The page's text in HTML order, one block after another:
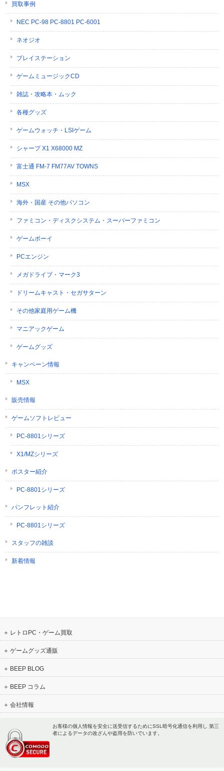
買取事例
NEC PC-98 PC-8801 PC-6001
ネオジオ
プレイステーション
ゲームミュージックCD
雑誌・攻略本・ムック
各種グッズ
ゲームウォッチ・LSIゲーム
シャープ X1 X68000 MZ
富士通 FM-7 FM77AV TOWNS
MSX
海外・国産 その他パソコン
ファミコン・ディスクシステム・スーパーファミコン
ゲームボーイ
PCエンジン
メガドライブ・マーク3
ドリームキャスト・セガサターン
その他家庭用ゲーム機
マニアックゲーム
ゲームグッズ
キャンペーン情報
MSX
販売情報
ゲームソフトレビュー
PC-8801シリーズ
X1/MZシリーズ
ポスター紹介
PC-8801シリーズ
パンフレット紹介
PC-8801シリーズ
スタッフの雑談
新着情報
レトロPC・ゲーム買取
ゲームグッズ通販
BEEP BLOG
BEEP コラム
会社情報
お客様の個人情報を安全に送受信するためにSSL暗号化通信を利用し 第三
者によるデータの改ざんや盗用を防いでいます。